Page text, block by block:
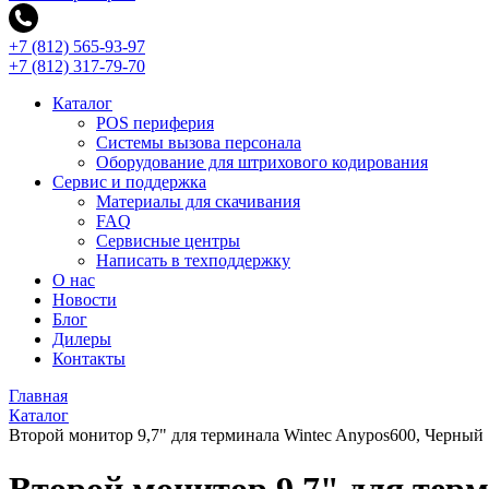
+7 (812) 565-93-97
+7 (812) 317-79-70
Каталог
POS периферия
Системы вызова персонала
Оборудование для штрихового кодирования
Сервис и поддержка
Материалы для скачивания
FAQ
Сервисные центры
Написать в техподдержку
О нас
Новости
Блог
Дилеры
Контакты
Главная
Каталог
Второй монитор 9,7" для терминала Wintec Anypos600, Черный